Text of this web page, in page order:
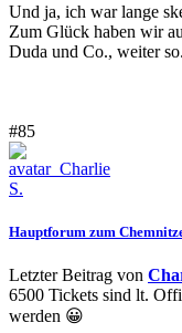
Und ja, ich war lange
Zum Glück haben wir
Duda und Co., weiter so.
#85
Hauptforum zum
Letzter Beitrag von
6500 Tickets sind lt.
werden 😀